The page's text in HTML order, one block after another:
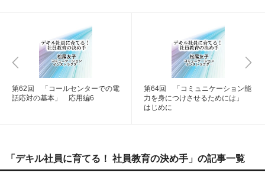
第62回 「コールセンターでの電
話応対の基本」 応用編6
第64回 「コミュニケーション能
力を身につけさせるためには」
はじめに
「デキル社員に育てる！ 社員教育の決め手」の記事一覧